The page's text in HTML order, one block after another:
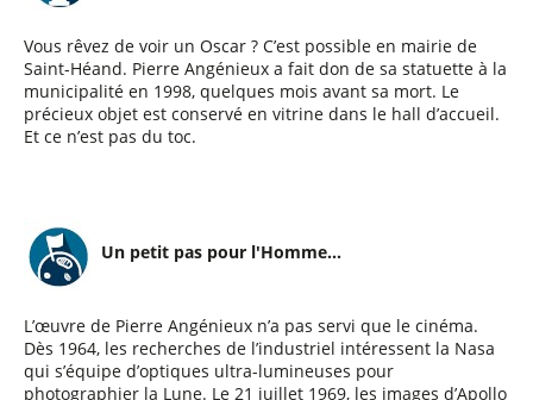
Vous rêvez de voir un Oscar ? C’est possible en mairie de
Saint-Héand. Pierre Angénieux a fait don de sa statuette à la
municipalité en 1998, quelques mois avant sa mort. Le
précieux objet est conservé en vitrine dans le hall d’accueil.
Et ce n’est pas du toc.
Un petit pas pour l'Homme...
L’œuvre de Pierre Angénieux n’a pas servi que le cinéma.
Dès 1964, les recherches de l’industriel intéressent la Nasa
qui s’équipe d’optiques ultra-lumineuses pour
photographier la Lune. Le 21 juillet 1969, les images d’Apollo